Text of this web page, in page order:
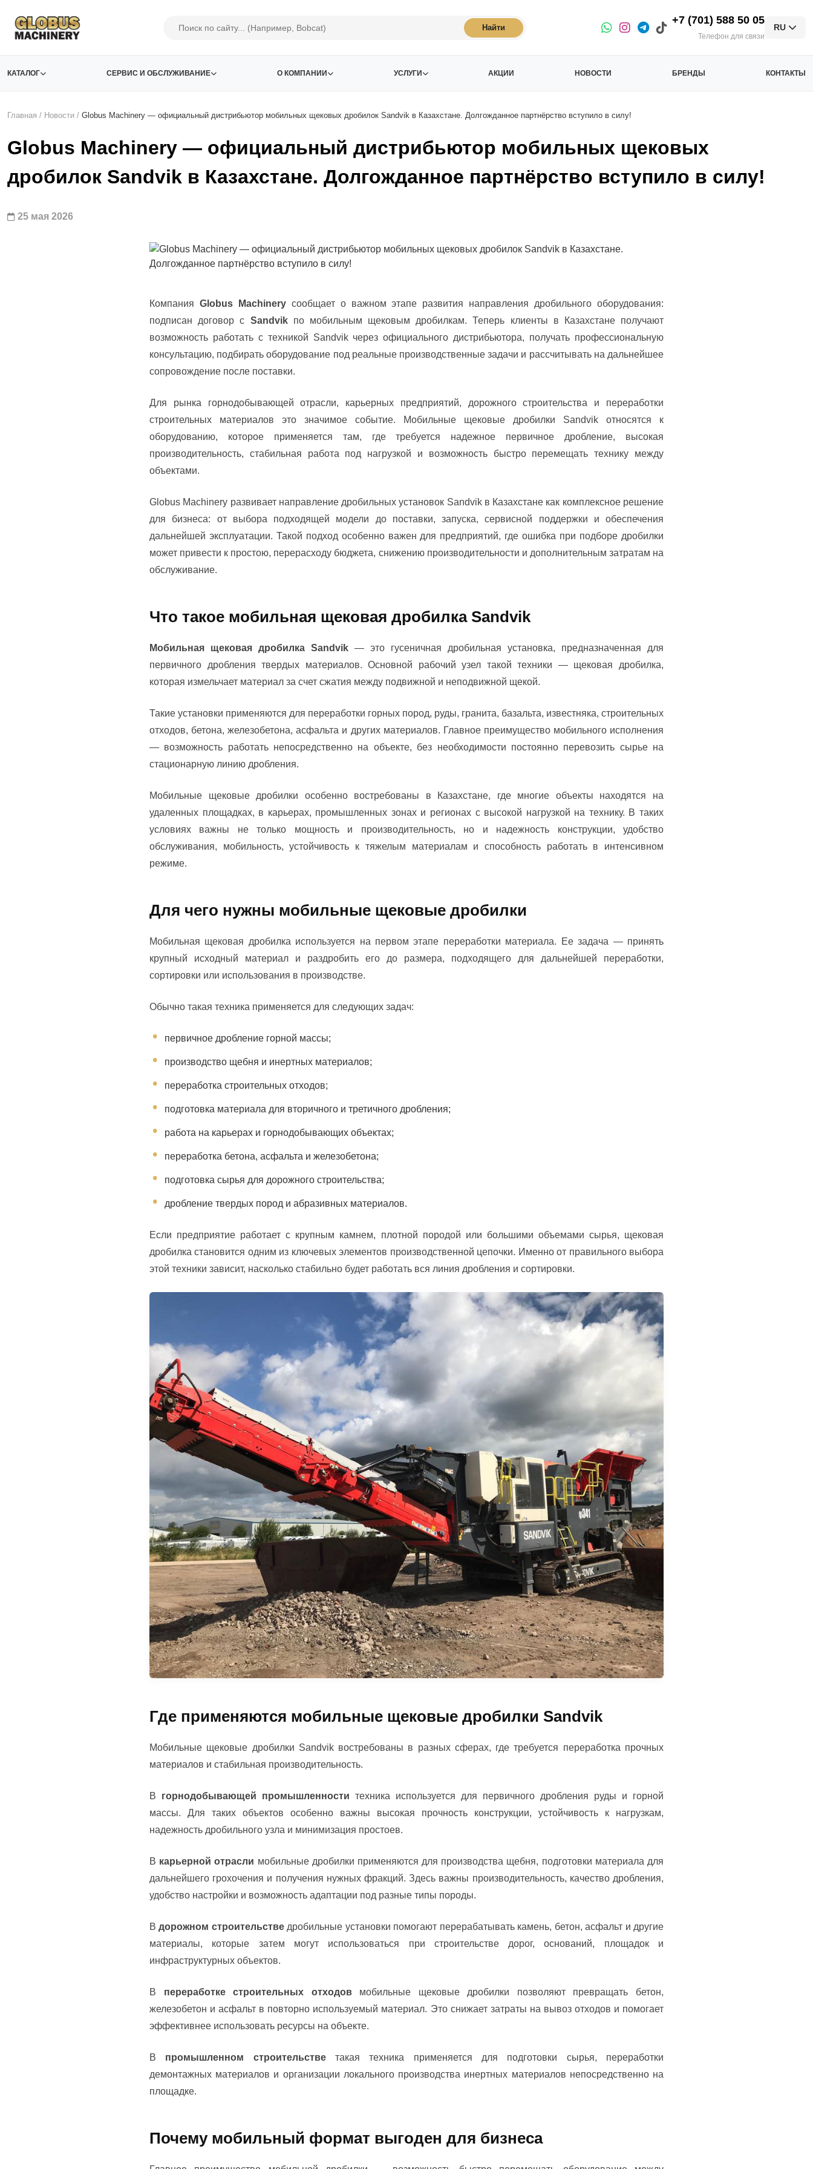
Найти
+7 (701) 588 50 05
Телефон для связи
RU
КАТАЛОГ СЕРВИС И ОБСЛУЖИВАНИЕ О КОМПАНИИ УСЛУГИ АКЦИИ НОВОСТИ БРЕНДЫ КОНТАКТЫ
Главная / Новости / Globus Machinery — официальный дистрибьютор мобильных щековых дробилок Sandvik в Казахстане. Долгожданное партнёрство вступило в силу!
Globus Machinery — официальный дистрибьютор мобильных щековых
дробилок Sandvik в Казахстане. Долгожданное партнёрство вступило в силу!
25 мая 2026
Компания Globus Machineryсообщает о важном этапе развития направления дробильного оборудования:
подписан договор с Sandvikпо мобильным щековым дробилкам. Теперь клиенты в Казахстане получают
возможность работать с техникой Sandvik через официального дистрибьютора, получать профессиональную
консультацию, подбирать оборудование под реальные производственные задачи и рассчитывать на дальнейшее
сопровождение после поставки.
Для рынка горнодобывающей отрасли, карьерных предприятий, дорожного строительства и переработки
строительных материалов это значимое событие. Мобильные щековые дробилки Sandvik относятся к
оборудованию, которое применяется там, где требуется надежное первичное дробление, высокая
производительность, стабильная работа под нагрузкой и возможность быстро перемещать технику между
объектами.
Globus Machinery развивает направление дробильных установок Sandvik в Казахстане как комплексное решение
для бизнеса: от выбора подходящей модели до поставки, запуска, сервисной поддержки и обеспечения
дальнейшей эксплуатации. Такой подход особенно важен для предприятий, где ошибка при подборе дробилки
может привести к простою, перерасходу бюджета, снижению производительности и дополнительным затратам на
обслуживание.
Что такое мобильная щековая дробилка Sandvik
Мобильная щековая дробилка Sandvik — это гусеничная дробильная установка, предназначенная для
первичного дробления твердых материалов. Основной рабочий узел такой техники — щековая дробилка,
которая измельчает материал за счет сжатия между подвижной и неподвижной щекой.
Такие установки применяются для переработки горных пород, руды, гранита, базальта, известняка, строительных
отходов, бетона, железобетона, асфальта и других материалов. Главное преимущество мобильного исполнения
— возможность работать непосредственно на объекте, без необходимости постоянно перевозить сырье на
стационарную линию дробления.
Мобильные щековые дробилки особенно востребованы в Казахстане, где многие объекты находятся на
удаленных площадках, в карьерах, промышленных зонах и регионах с высокой нагрузкой на технику. В таких
условиях важны не только мощность и производительность, но и надежность конструкции, удобство
обслуживания, мобильность, устойчивость к тяжелым материалам и способность работать в интенсивном
режиме.
Для чего нужны мобильные щековые дробилки
Мобильная щековая дробилка используется на первом этапе переработки материала. Ее задача — принять
крупный исходный материал и раздробить его до размера, подходящего для дальнейшей переработки,
сортировки или использования в производстве.
Обычно такая техника применяется для следующих задач:
первичное дробление горной массы;
производство щебня и инертных материалов;
переработка строительных отходов;
подготовка материала для вторичного и третичного дробления;
работа на карьерах и горнодобывающих объектах;
переработка бетона, асфальта и железобетона;
подготовка сырья для дорожного строительства;
дробление твердых пород и абразивных материалов.
Если предприятие работает с крупным камнем, плотной породой или большими объемами сырья, щековая
дробилка становится одним из ключевых элементов производственной цепочки. Именно от правильного выбора
этой техники зависит, насколько стабильно будет работать вся линия дробления и сортировки.
Где применяются мобильные щековые дробилки Sandvik
Мобильные щековые дробилки Sandvik востребованы в разных сферах, где требуется переработка прочных
материалов и стабильная производительность.
В горнодобывающей промышленности техника используется для первичного дробления руды и горной
массы. Для таких объектов особенно важны высокая прочность конструкции, устойчивость к нагрузкам,
надежность дробильного узла и минимизация простоев.
В карьерной отрасли мобильные дробилки применяются для производства щебня, подготовки материала для
дальнейшего грохочения и получения нужных фракций. Здесь важны производительность, качество дробления,
удобство настройки и возможность адаптации под разные типы породы.
Вдорожном строительстведробильные установки помогают перерабатывать камень, бетон, асфальт и другие
материалы, которые затем могут использоваться при строительстве дорог, оснований, площадок и
инфраструктурных объектов.
В переработке строительных отходовмобильные щековые дробилки позволяют превращать бетон,
железобетон и асфальт в повторно используемый материал. Это снижает затраты на вывоз отходов и помогает
эффективнее использовать ресурсы на объекте.
В промышленном строительстветакая техника применяется для подготовки сырья, переработки
демонтажных материалов и организации локального производства инертных материалов непосредственно на
площадке.
Почему мобильный формат выгоден для бизнеса